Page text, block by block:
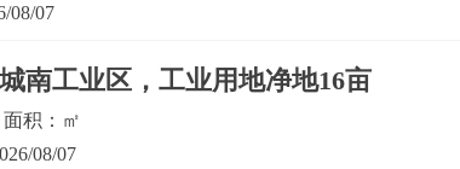
08/07
南工业区，工业用地净地16亩
积：㎡
08/07